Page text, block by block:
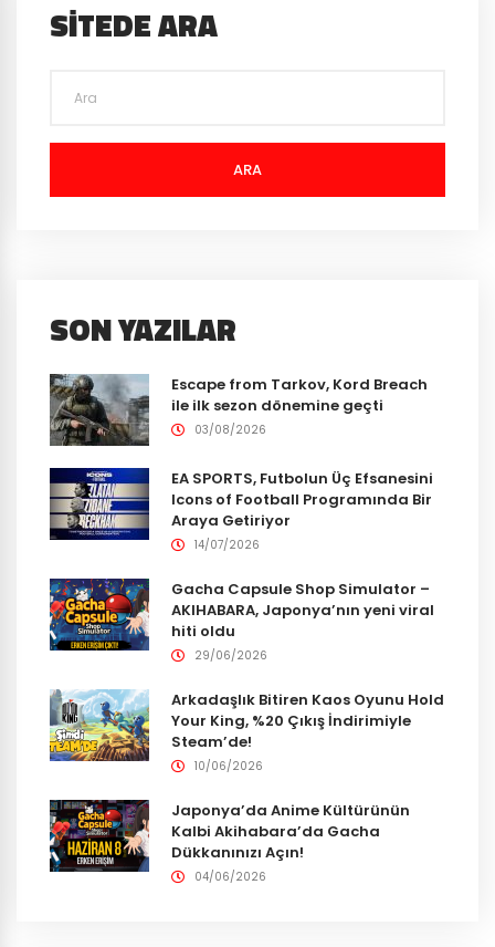
SITEDE ARA
ARA
SON YAZILAR
Escape from Tarkov, Kord Breach
ile ilk sezon dönemine geçti
03/08/2026
EA SPORTS, Futbolun Üç Efsanesini
Icons of Football Programında Bir
Araya Getiriyor
14/07/2026
Gacha Capsule Shop Simulator –
AKIHABARA, Japonya’nın yeni viral
hiti oldu
29/06/2026
Arkadaşlık Bitiren Kaos Oyunu Hold
Your King, %20 Çıkış İndirimiyle
Steam’de!
10/06/2026
Japonya’da Anime Kültürünün
Kalbi Akihabara’da Gacha
Dükkanınızı Açın!
04/06/2026